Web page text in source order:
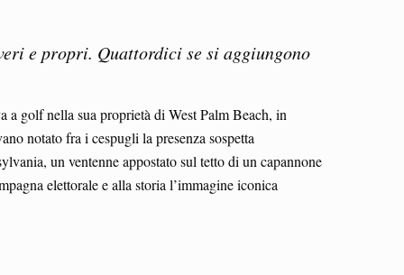
e propri. Quattordici se si aggiungono
golf nella sua proprietà di West Palm Beach, in
notato fra i cespugli la presenza sospetta
un ventenne appostato sul tetto di un capannone
elettorale e alla storia l’immagine iconica